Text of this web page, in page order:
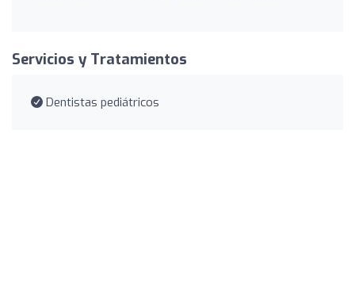
Servicios y Tratamientos
Dentistas pediátricos